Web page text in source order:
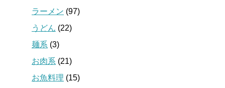
ラーメン (97)
うどん (22)
麺系 (3)
お肉系 (21)
お魚料理 (15)